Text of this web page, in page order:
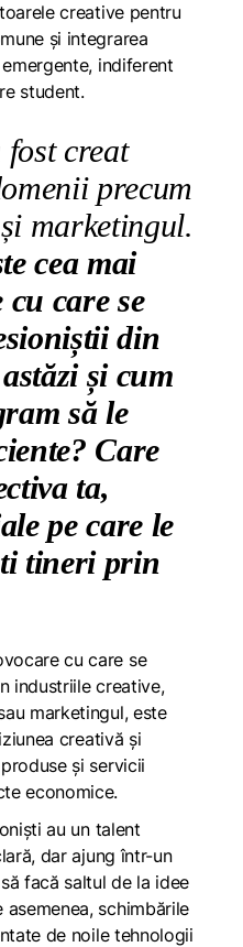
creative pentru
și integrarea
indiferent
student.
creat
precum
marketingul.
cea mai
care se
din
și cum
să le
Care
ta,
pe care le
tineri prin
cu care se
industriile creative,
marketingul, este
creativă și
și servicii
economice.
au un talent
dar ajung într-un
facă saltul de la idee
schimbările
de noile tehnologii